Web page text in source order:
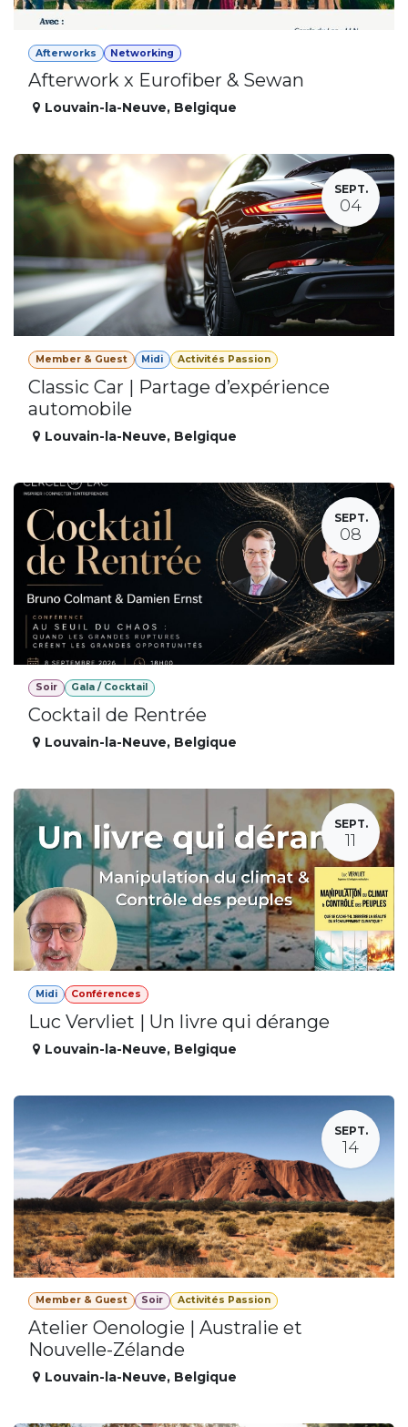
Afterworks Networking
Afterwork x Eurofiber & Sewan
Louvain-la-Neuve, Belgique
SEPT.
04
Member & Guest Midi Activités Passion
Classic Car | Partage d’expérience
automobile
Louvain-la-Neuve, Belgique
SEPT.
08
Soir Gala / Cocktail
Cocktail de Rentrée
Louvain-la-Neuve, Belgique
SEPT.
11
Midi Conférences
Luc Vervliet | Un livre qui dérange
Louvain-la-Neuve, Belgique
SEPT.
14
Member & Guest Soir Activités Passion
Atelier Oenologie | Australie et
Nouvelle-Zélande
Louvain-la-Neuve, Belgique